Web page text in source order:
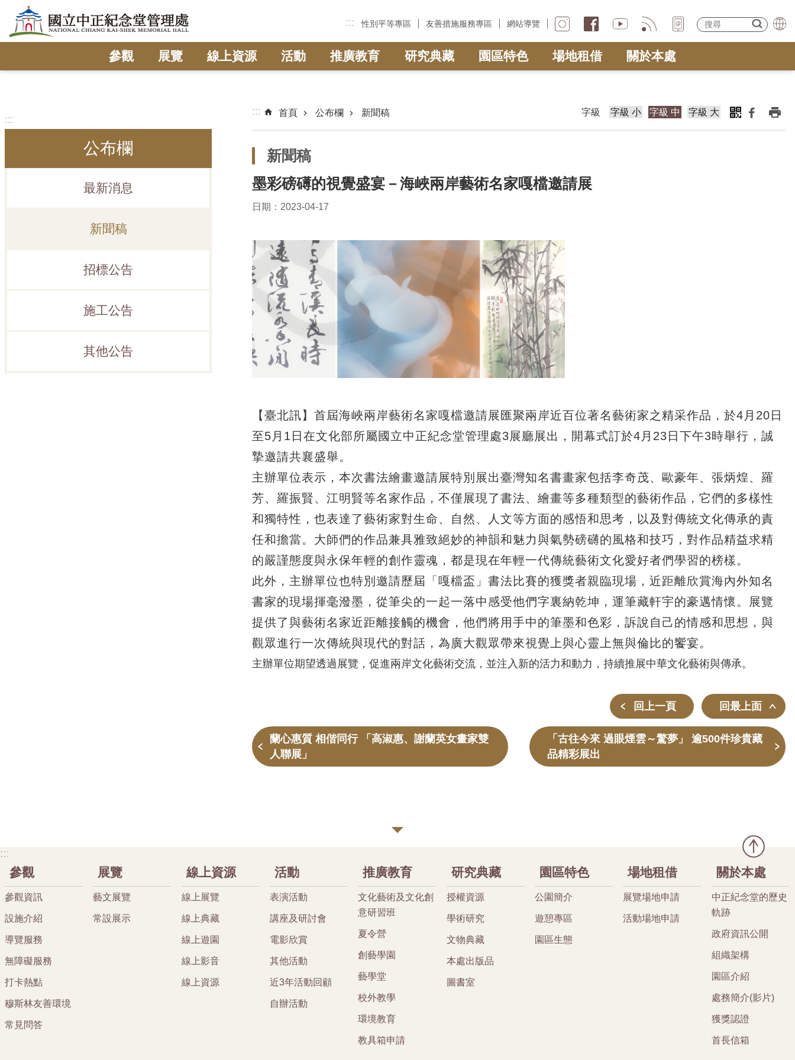
跳到主要內容區塊
::: 性別平等專區 友善措施服務專區 網站導覽
參觀 展覽 線上資源 活動 推廣教育 研究典藏 園區特色 場地租借 關於本處
:::
公布欄
最新消息
新聞稿
招標公告
施工公告
其他公告
::: 首頁 公布欄 新聞稿 字級 字級 小 字級 中 字級 大
新聞稿
墨彩磅礡的視覺盛宴－海峽兩岸藝術名家嘎檔邀請展
日期：2023-04-17
【臺北訊】首屆海峽兩岸藝術名家嘎檔邀請展匯聚兩岸近百位著名藝術家之精采作品，於4月20日
至5月1日在文化部所屬國立中正紀念堂管理處3展廳展出，開幕式訂於4月23日下午3時舉行，誠
摯邀請共襄盛舉。
主辦單位表示，本次書法繪畫邀請展特別展出臺灣知名書畫家包括李奇茂、歐豪年、張炳煌、羅
芳、羅振賢、江明賢等名家作品，不僅展現了書法、繪畫等多種類型的藝術作品，它們的多樣性
和獨特性，也表達了藝術家對生命、自然、人文等方面的感悟和思考，以及對傳統文化傳承的責
任和擔當。大師們的作品兼具雅致絕妙的神韻和魅力與氣勢磅礴的風格和技巧，對作品精益求精
的嚴謹態度與永保年輕的創作靈魂，都是現在年輕一代傳統藝術文化愛好者們學習的榜樣。
此外，主辦單位也特別邀請歷屆「嘎檔盃」書法比賽的獲獎者親臨現場，近距離欣賞海內外知名
書家的現場揮毫潑墨，從筆尖的一起一落中感受他們字裏納乾坤，運筆藏軒宇的豪邁情懷。展覽
提供了與藝術名家近距離接觸的機會，他們將用手中的筆墨和色彩，訴說自己的情感和思想，與
觀眾進行一次傳統與現代的對話，為廣大觀眾帶來視覺上與心靈上無與倫比的饗宴。
主辦單位期望透過展覽，促進兩岸文化藝術交流，並注入新的活力和動力，持續推展中華文化藝術與傳承。
回上一頁 回最上面
蘭心惠質 相偕同行 「高淑惠、謝蘭英女畫家雙
人聯展」
「古往今來 過眼煙雲～驚夢」 逾500件珍貴藏
品精彩展出
:::
參觀
參觀資訊
設施介紹
導覽服務
無障礙服務
打卡熱點
穆斯林友善環境
常見問答
展覽
藝文展覽
常設展示
線上資源
線上展覽
線上典藏
線上遊園
線上影音
線上資源
活動
表演活動
講座及研討會
電影欣賞
其他活動
近3年活動回顧
自辦活動
推廣教育
文化藝術及文化創
意研習班
夏令營
創藝學園
藝學堂
校外教學
環境教育
教具箱申請
研究典藏
授權資源
學術研究
文物典藏
本處出版品
圖書室
園區特色
公園簡介
遊憩專區
園區生態
場地租借
展覽場地申請
活動場地申請
關於本處
中正紀念堂的歷史
軌跡
政府資訊公開
組織架構
園區介紹
處務簡介(影片)
獲獎認證
首長信箱